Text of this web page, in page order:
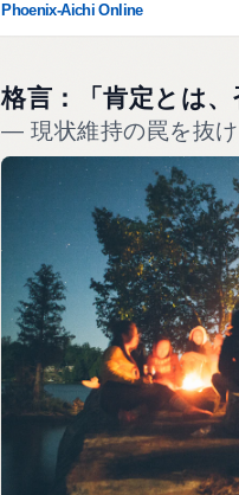
Phoenix-Aichi Online
格言：「肯定とは、
― 現状維持の罠を抜